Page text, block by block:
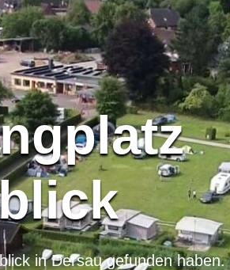
in Dersau gefunden